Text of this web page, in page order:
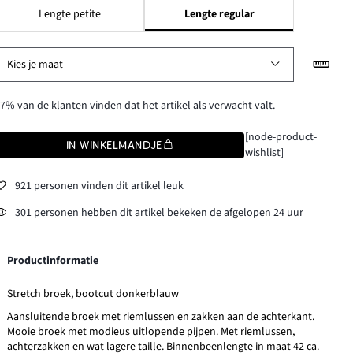
Lengte petite Lengte regular
Kies je maat
van de klanten vinden dat het artikel als verwacht valt.
IN WINKELMANDJE
[node-product-
wishlist]
921 personen vinden dit artikel leuk
301 personen hebben dit artikel bekeken de afgelopen 24 uur
Productinformatie
Stretch broek, bootcut donkerblauw
Aansluitende broek met riemlussen en zakken aan de achterkant.
Mooie broek met modieus uitlopende pijpen. Met riemlussen,
achterzakken en wat lagere taille. Binnenbeenlengte in maat 42 ca.